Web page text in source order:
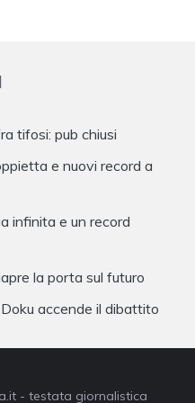
tifosi: pub chiusi
e nuovi record a
infinita e un record
la porta sul futuro
accende il dibattito
- testata giornalistica